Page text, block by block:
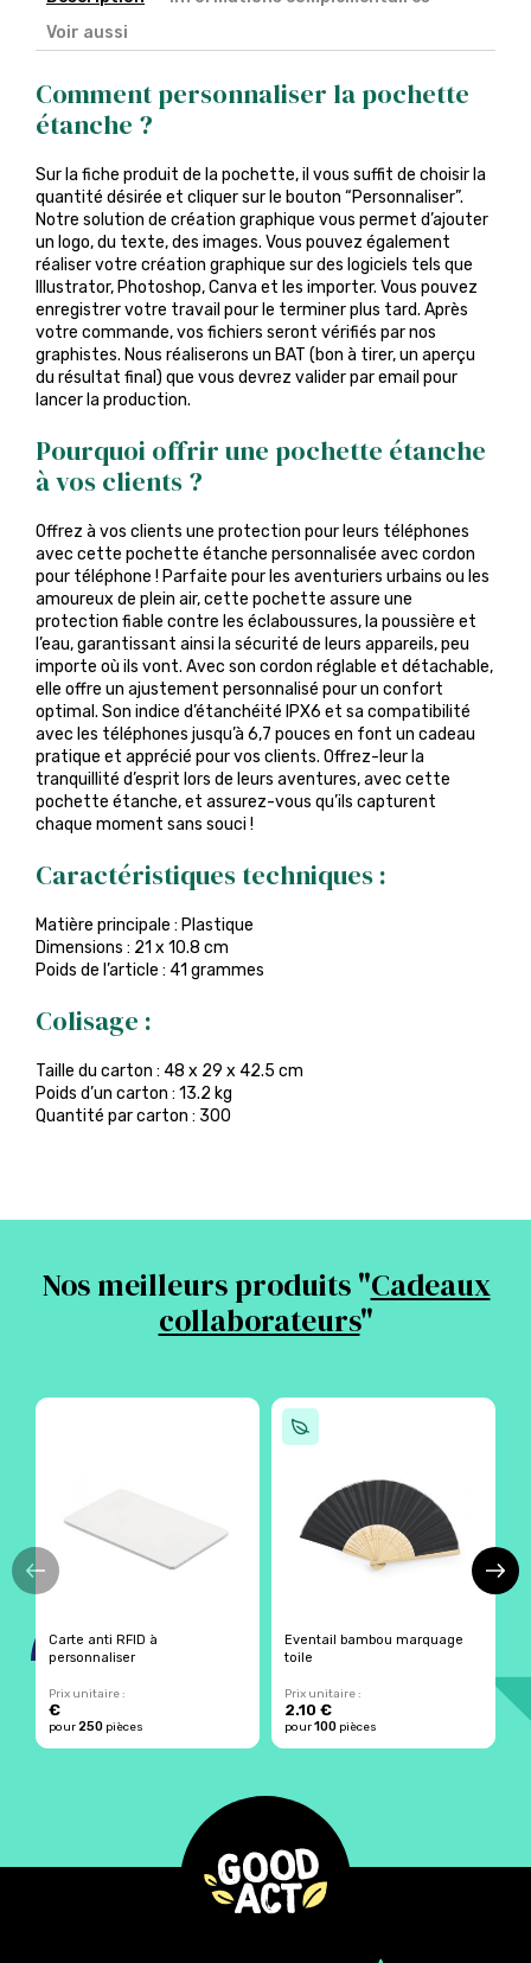
Voir aussi
Comment personnaliser la pochette
étanche ?
Sur la fiche produit de la pochette, il vous suffit de choisir la
quantité désirée et cliquer sur le bouton “Personnaliser”.
Notre solution de création graphique vous permet d’ajouter
un logo, du texte, des images. Vous pouvez également
réaliser votre création graphique sur des logiciels tels que
Illustrator, Photoshop, Canva et les importer. Vous pouvez
enregistrer votre travail pour le terminer plus tard. Après
votre commande, vos fichiers seront vérifiés par nos
graphistes. Nous réaliserons un BAT (bon à tirer, un aperçu
du résultat final) que vous devrez valider par email pour
lancer la production.
Pourquoi offrir une pochette étanche
à vos clients ?
Offrez à vos clients une protection pour leurs téléphones
avec cette pochette étanche personnalisée avec cordon
pour téléphone ! Parfaite pour les aventuriers urbains ou les
amoureux de plein air, cette pochette assure une
protection fiable contre les éclaboussures, la poussière et
l’eau, garantissant ainsi la sécurité de leurs appareils, peu
importe où ils vont. Avec son cordon réglable et détachable,
elle offre un ajustement personnalisé pour un confort
optimal. Son indice d’étanchéité IPX6 et sa compatibilité
avec les téléphones jusqu’à 6,7 pouces en font un cadeau
pratique et apprécié pour vos clients. Offrez-leur la
tranquillité d’esprit lors de leurs aventures, avec cette
pochette étanche, et assurez-vous qu’ils capturent
chaque moment sans souci !
Caractéristiques techniques :
Matière principale : Plastique
Dimensions : 21 x 10.8 cm
Poids de l’article : 41 grammes
Colisage :
Taille du carton : 48 x 29 x 42.5 cm
Poids d’un carton : 13.2 kg
Quantité par carton : 300
Nos meilleurs produits "Cadeaux
collaborateurs"
Carte anti RFID à
personnaliser
Prix unitaire :
€
pour250 pièces
Eventail bambou marquage
toile
Prix unitaire :
2.10 €
pour100 pièces
€